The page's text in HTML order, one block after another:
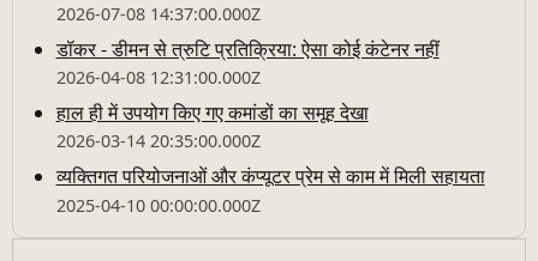
2026-07-08 14:37:00.000Z
डॉकर - डीमन से त्रुटि प्रतिक्रिया: ऐसा कोई कंटेनर नहीं
2026-04-08 12:31:00.000Z
हाल ही में उपयोग किए गए कमांडों का समूह देखा
2026-03-14 20:35:00.000Z
व्यक्तिगत परियोजनाओं और कंप्यूटर प्रेम से काम में मिली सहायता
2025-04-10 00:00:00.000Z